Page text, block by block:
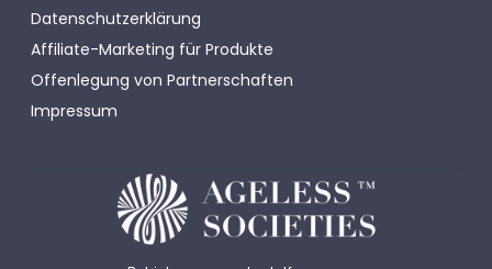
Datenschutzerklärung
Affiliate-Marketing für Produkte
Offenlegung von Partnerschaften
Impressum